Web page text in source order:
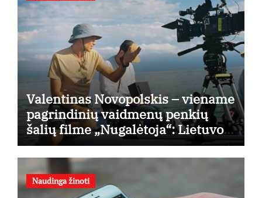
Valentinas Novopolskis – viename
pagrindinių vaidmenų penkių
šalių filme „Nugalėtoja“: Lietuvos
kino teatruose – nuo rugpjūčio 7-
osios
Naudinga žinoti